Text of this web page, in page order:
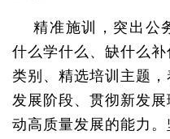
精准施训，突出公
什么学什么、缺什么
类别、精选培训主题
发展阶段、贯彻新发
动高质量发展的能力